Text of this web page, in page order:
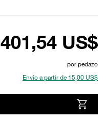
401,54 US$
por pedazo
Envío a partir de 15,00 US$